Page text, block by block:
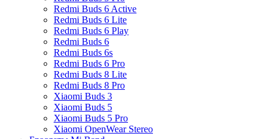
Redmi Buds 6 Active
Redmi Buds 6 Lite
Redmi Buds 6 Play
Redmi Buds 6
Redmi Buds 6s
Redmi Buds 6 Pro
Redmi Buds 8 Lite
Redmi Buds 8 Pro
Xiaomi Buds 3
Xiaomi Buds 5
Xiaomi Buds 5 Pro
Xiaomi OpenWear Stereo